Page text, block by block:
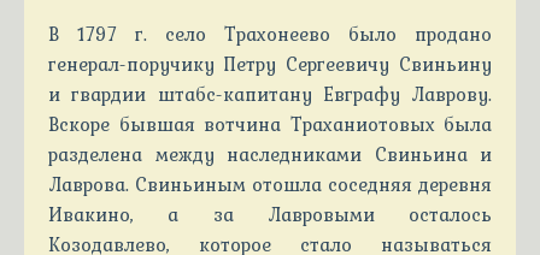
В 1797 г. село Трахонеево было продано
генерал-поручику Петру Сергеевичу Свиньину
и гвардии штабс-капитану Евграфу Лаврову.
Вскоре бывшая вотчина Траханиотовых была
разделена между наследниками Свиньина и
Лаврова. Свиньиным отошла соседняя деревня
Ивакино, а за Лавровыми осталось
Козодавлево, которое стало называться